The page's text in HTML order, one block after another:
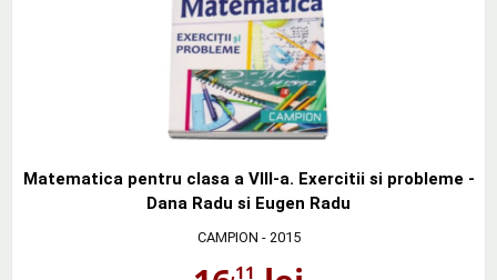
Matematica pentru clasa a VIII-a. Exercitii si probleme -
Dana Radu si Eugen Radu
CAMPION - 2015
,11